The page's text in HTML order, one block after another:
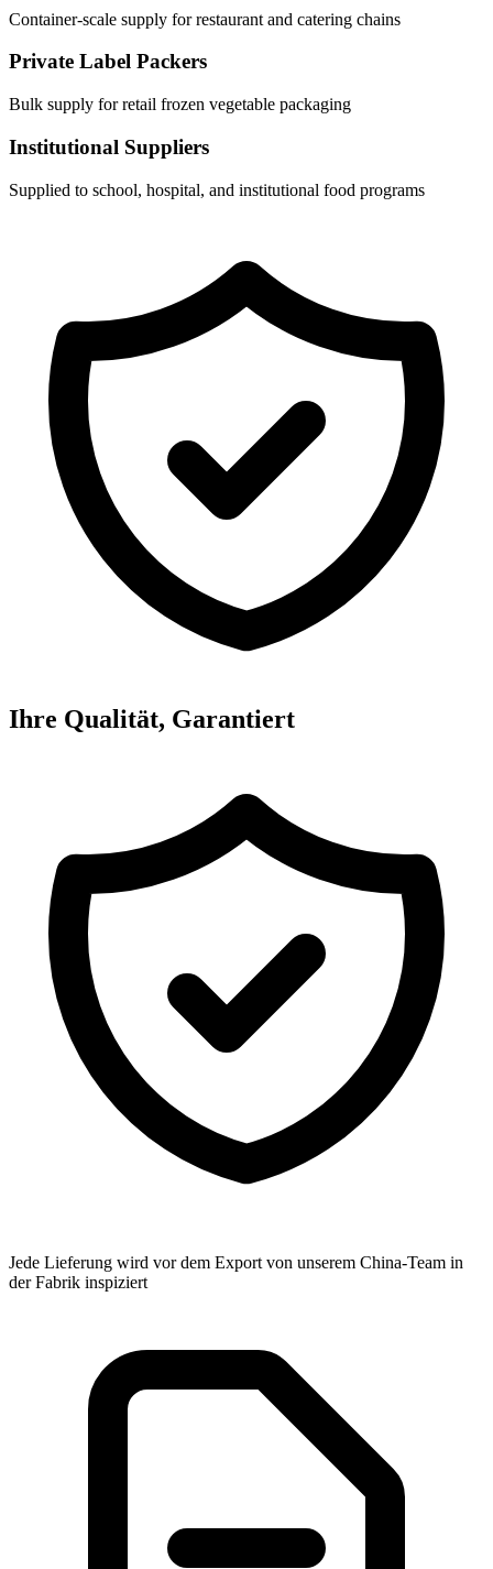
Container-scale supply for restaurant and catering chains
Private Label Packers
Bulk supply for retail frozen vegetable packaging
Institutional Suppliers
Supplied to school, hospital, and institutional food programs
Ihre Qualität, Garantiert
Jede Lieferung wird vor dem Export von unserem China-Team in
der Fabrik inspiziert